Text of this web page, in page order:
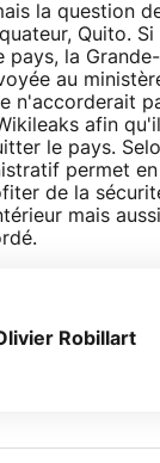
la question
Quito.
pays, la
au
n'accorderait
afin
le pays.
permet
de la
mais
Robillart